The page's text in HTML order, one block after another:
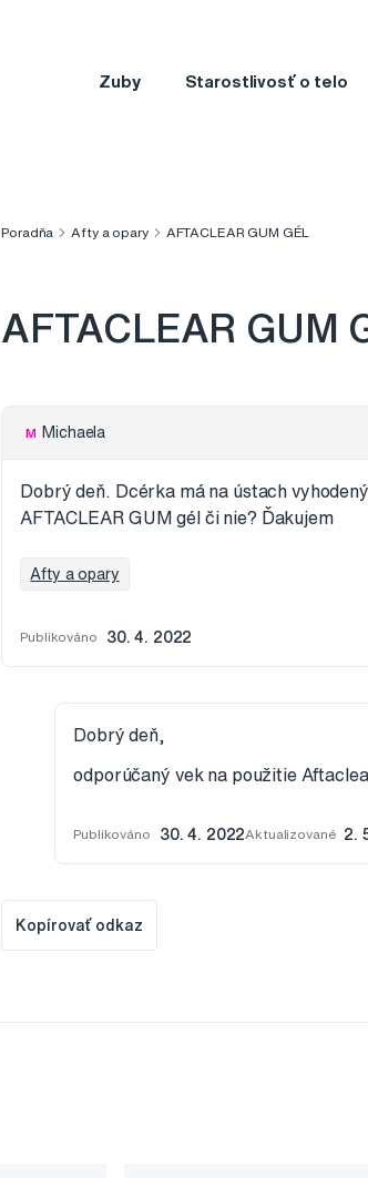
Zuby Starostlivosť o telo
Poradňa Afty a opary AFTACLEAR GUM GÉL
AFTACLEAR GUM
M Michaela
Dobrý deň. Dcérka má na ústach
AFTACLEAR GUM gél či nie? Ďakujem
Afty a opary
Publikováno 30. 4. 2022
Dobrý deň,
odporúčaný vek na použitie
Publikováno 30. 4. 2022Aktualizované 2.
Kopírovať odkaz